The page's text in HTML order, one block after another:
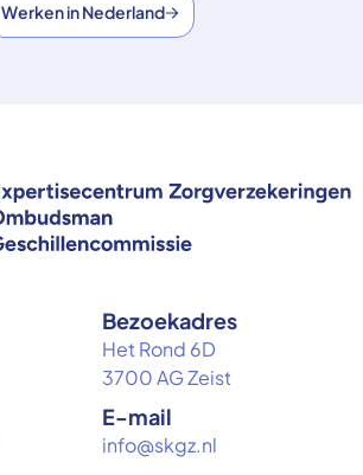
Werken in Nederland
Bezoekadres
Het Rond 6D
3700 AG Zeist
E-mail
info@skgz.nl